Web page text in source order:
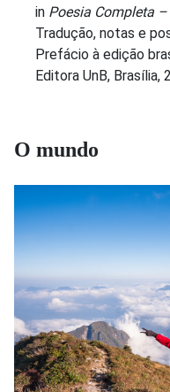
in Poesia Completa
Tradução, notas e
Prefácio à edição
Editora UnB, Brasília,
O mundo